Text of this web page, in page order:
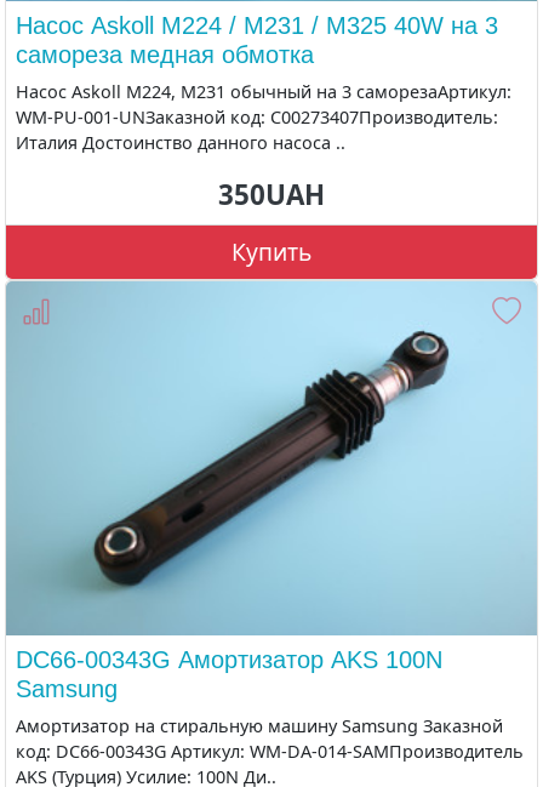
Насос Askoll M224 / M231 / M325 40W на 3
самореза медная обмотка
Насос Askoll M224, M231 обычный на 3 саморезаАртикул:
WM-PU-001-UNЗаказной код: C00273407Производитель:
Италия Достоинство данного насоса ..
350UAH
Купить
DC66-00343G Амортизатор AKS 100N
Samsung
Амортизатор на стиральную машину Samsung Заказной
код: DC66-00343G Артикул: WM-DA-014-SAMПроизводитель
AKS (Турция) Усилие: 100N Ди..